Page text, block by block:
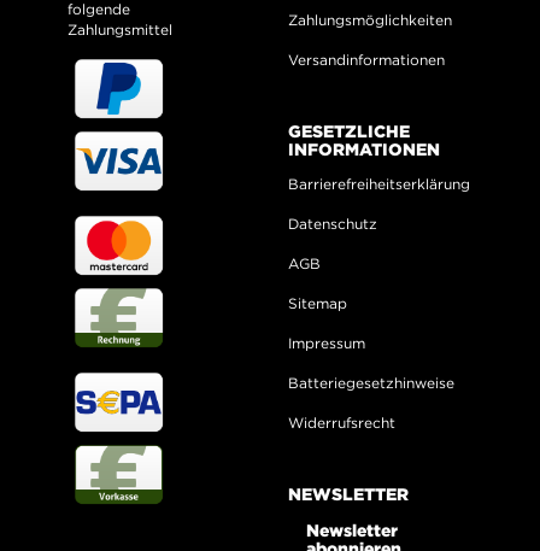
folgende
Zahlungsmittel
Zahlungsmöglichkeiten
Versandinformationen
GESETZLICHE
INFORMATIONEN
Barrierefreiheitserklärung
Datenschutz
AGB
Sitemap
Impressum
Batteriegesetzhinweise
Widerrufsrecht
NEWSLETTER
Newsletter